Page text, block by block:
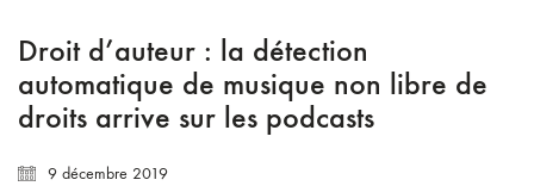
Droit d’auteur : la détection
automatique de musique non libre de
droits arrive sur les podcasts
9 décembre 2019